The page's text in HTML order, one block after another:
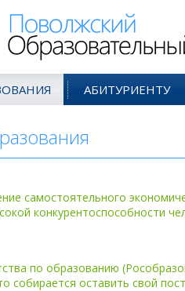
АБИТУРИЕНТУ
самостоятельного
конкурентоспособности
по образованию
собирается оставить свой пост